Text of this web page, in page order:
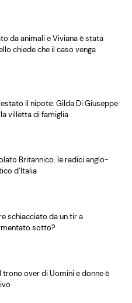
da animali e Viviana è stata
chiede che il caso venga
il nipote: Gilda Di Giuseppe
villetta di famiglia
Britannico: le radici anglo-
d’Italia
schiacciato da un tir a
sotto?
over di Uomini e donne è